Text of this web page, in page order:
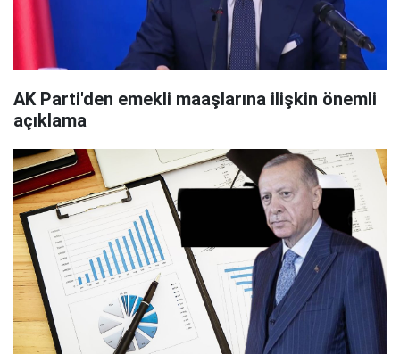
AK Parti'den emekli maaşlarına ilişkin önemli
açıklama